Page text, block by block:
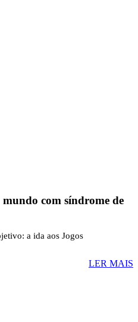
com síndrome de
a ida aos Jogos
LER MAIS